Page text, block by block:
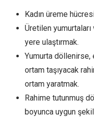
Kadın üreme
Üretilen
yere ulaştırmak.
Yumurta döllenirse,
ortam taşıyacak
ortam yaratmak.
Rahime tutunmuş
boyunca uygun